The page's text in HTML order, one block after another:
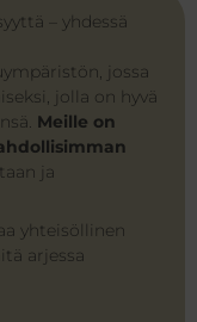
– yhdessä
jossa
jolla on hyvä
Meille on
ja
yhteisöllinen
arjessa